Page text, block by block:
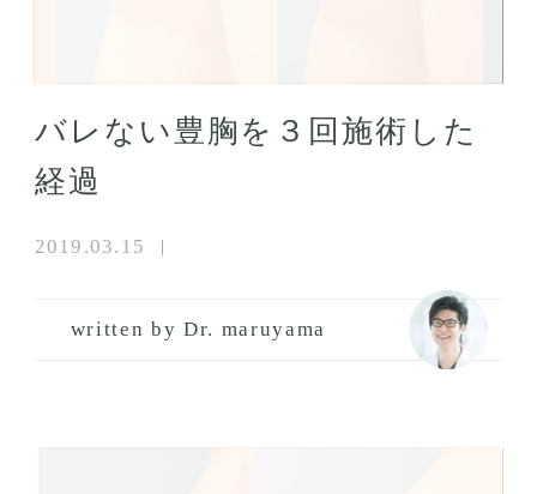
バレない豊胸を３回施術した
経過
2019.03.15
written by Dr. maruyama